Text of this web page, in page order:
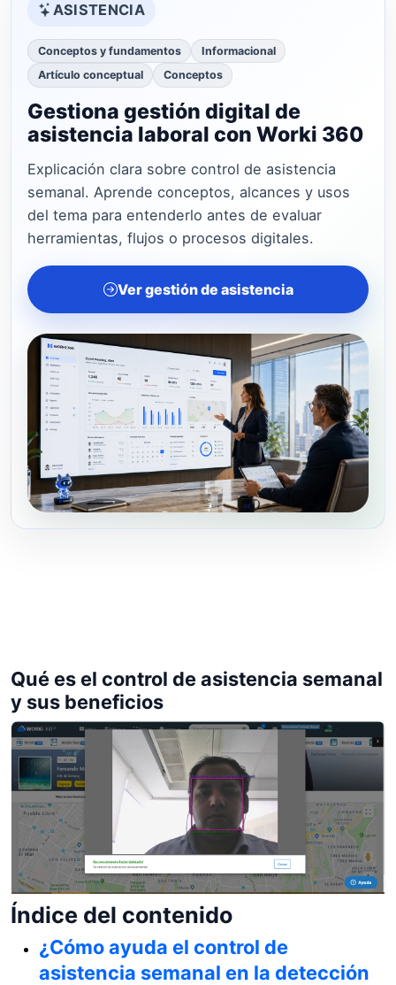
ASISTENCIA
Conceptos y fundamentos
Informacional
Artículo conceptual
Conceptos
Gestiona gestión digital de
asistencia laboral con Worki 360
Explicación clara sobre control de asistencia
semanal. Aprende conceptos, alcances y usos
del tema para entenderlo antes de evaluar
herramientas, flujos o procesos digitales.
Ver gestión de asistencia
Qué es el control de asistencia semanal
y sus beneficios
Índice del contenido
¿Cómo ayuda el control de
asistencia semanal en la detección